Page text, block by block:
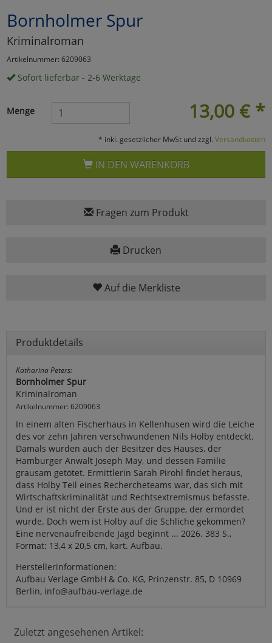
Bornholmer Spur
Kriminalroman
Artikelnummer: 6209063
Sofort lieferbar - 2-6 Werktage
13,00 € *
Menge
* inkl. gesetzlicher MwSt und zzgl. Versandkosten
IN DEN WARENKORB
Fragen zum Produkt
Drucken
Auf die Merkliste
Produktdetails
Katharina Peters:
Bornholmer Spur
Kriminalroman
Artikelnummer: 6209063
In einem alten Fischerhaus in Kellenhusen wird die Leiche
des vor zehn Jahren verschwundenen Nils Holby entdeckt.
Damals wurden auch der Besitzer des Hauses, der
Hamburger Anwalt Joseph May, und dessen Familie
grausam getötet. Ermittlerin Sarah Pirohl findet heraus,
dass Holby Teil eines Rechercheteams war, das sich mit
Wirtschaftskriminalität und Rechtsextremismus befasste.
Und er ist nicht der Erste aus der Gruppe, der ermordet
wurde. Doch wem ist Holby auf die Schliche gekommen?
Eine nervenaufreibende Jagd beginnt ... 2026. 383 S.,
Format: 13,4 x 20,5 cm, kart. Aufbau.
Herstellerinformationen:
Aufbau Verlage GmbH & Co. KG, Prinzenstr. 85, D 10969
Berlin, info@aufbau-verlage.de
Zuletzt angesehenen Artikel:
Marketing
Umfragetools
Cookies
Alle Akzeptieren
Cookies
zurückzu Haupptseite